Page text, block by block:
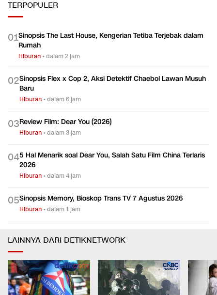
TERPOPULER
01Sinopsis The Last House, Kengerian Tetiba Terjebak dalam
Rumah
Hiburan •dalam 2 jam
02Sinopsis Flex x Cop 2, Aksi Detektif Chaebol Lawan Musuh
Baru
Hiburan •dalam 6 jam
03Review Film: Dear You (2026)
Hiburan •dalam 3 jam
045 Hal Menarik soal Dear You, Salah Satu Film China Terlaris
2026
Hiburan •dalam 4 jam
05Sinopsis Memory, Bioskop Trans TV 7 Agustus 2026
Hiburan •dalam 1 jam
LAINNYA DARI DETIKNETWORK